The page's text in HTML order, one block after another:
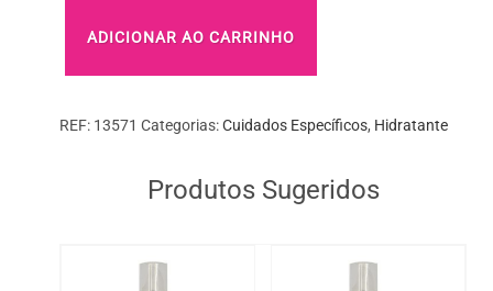
Capilar
ADICIONAR AO CARRINHO
REF: 13571 Categorias:Cuidados Específicos, Hidratante
Produtos Sugeridos